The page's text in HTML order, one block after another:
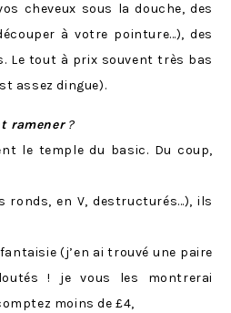
cheveux sous la douche, des
à votre pointure…), des
Le tout à prix souvent très bas
assez dingue).
ramener?
le temple du basic. Du coup,
ronds, en V, destructurés…), ils
(j’en ai trouvé une paire
! je vous les montrerai
moins de £4,